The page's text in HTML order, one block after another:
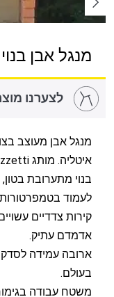
מנגל אבן
לצערנו
מנגל אבן מעוצב
איטליה. מותג Palazzetti.
בנוי מתערובת
לעמוד
קירות צדדיים
אדמדם עתיק.
ארובה עמידה
בעולם.
משטח עבודה